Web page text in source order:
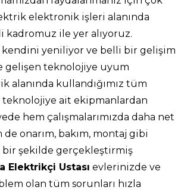
elektronik işleri alanında
kadromuz ile yer alıyoruz.
yeniliyor ve belli bir gelişim
gelişen teknolojiye uyum
alanında kullandığımız tüm
ait ekipmanlardan
hem çalışmalarımızda daha net
de onarım, bakım, montaj gibi
bir şekilde gerçekleştirmiş
Elektrikçi Ustası evlerinizde ve
olan tüm sorunları hızla